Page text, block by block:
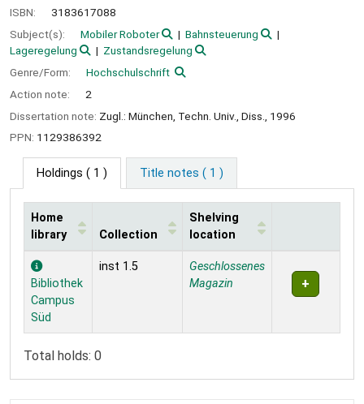
ISBN:
3183617088
Subject(s):
Mobiler Roboter
Bahnsteuerung
Lageregelung
Zustandsregelung
Genre/Form:
Hochschulschrift
Action note:
2
Dissertation note: Zugl.: München, Techn. Univ., Diss., 1996
PPN: 1129386392
Holdings ( 1 ) Title notes ( 1 )
Holdings
Home
library
Collection
Shelving
location
Bibliothek
Campus
Süd
inst 1.5
Geschlossenes
Magazin
Total holds: 0